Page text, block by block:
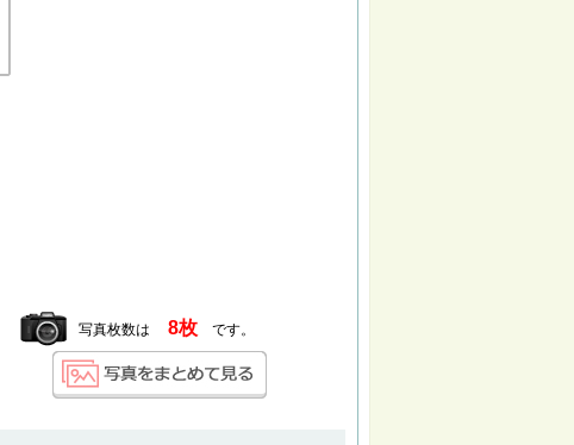
写真枚数は 8枚です。